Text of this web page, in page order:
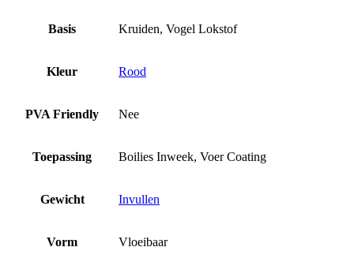
Basis Kruiden, Vogel Lokstof
Kleur Rood
PVA Friendly Nee
Toepassing Boilies Inweek, Voer Coating
Gewicht Invullen
Vorm Vloeibaar